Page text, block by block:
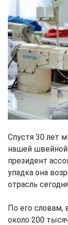
Спустя 30 лет
нашей швейной
президент
упадка она
отрасль
По его словам,
около 200